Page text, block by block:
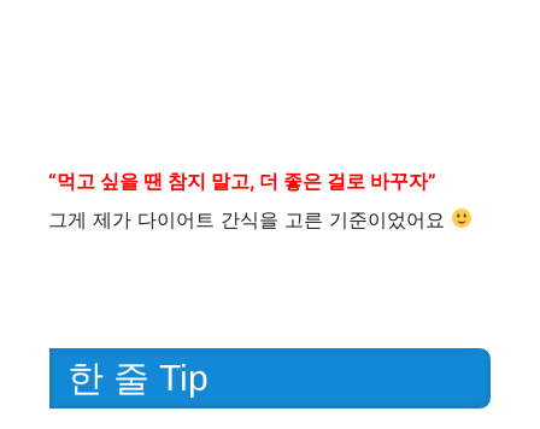
“먹고 싶을 땐 참지 말고, 더 좋은 걸로 바꾸자”
그게 제가 다이어트 간식을 고른 기준이었어요
한 줄 Tip